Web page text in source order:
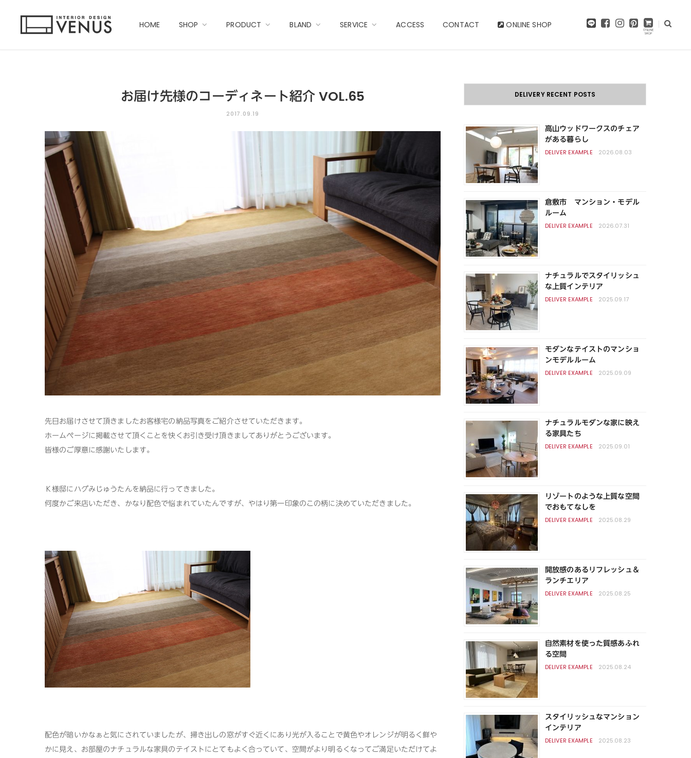
HOME SHOP PRODUCT BLAND SERVICE ACCESS CONTACT ONLINE SHOP F
o
I
r
m
P
e
t
お届け先様のコーディネート紹介 VOL.65
2017.09.19
先日お届けさせて頂きましたお客様宅の納品写真をご紹介させていただきます。
ホームページに掲載させて頂くことを快くお引き受け頂きましてありがとうございます。
皆様のご厚意に感謝いたします。
Ｋ様邸にハグみじゅうたんを納品に行ってきました。
何度かご来店いただき、かなり配色で悩まれていたんですが、やはり第一印象のこの柄に決めていただきました。
配色が暗いかなぁと気にされていましたが、掃き出しの窓がすぐ近くにあり光が入ることで黄色やオレンジが明るく鮮や
かに見え、お部屋のナチュラルな家具のテイストにとてもよく合っていて、空間がより明るくなってご満足いただけてよ
DELIVERY RECENT POSTS
高山ウッドワークスのチェア
がある暮らし
2026.08.03
倉敷市 マンション・モデル
ルーム
2026.07.31
ナチュラルでスタイリッシュ
な上質インテリア
2025.09.17
モダンなテイストのマンショ
ンモデルルーム
2025.09.09
ナチュラルモダンな家に映え
る家具たち
2025.09.01
リゾートのような上質な空間
でおもてなしを
2025.08.29
開放感のあるリフレッシュ＆
ランチエリア
2025.08.25
自然素材を使った質感あふれ
る空間
2025.08.24
スタイリッシュなマンション
インテリア
2025.08.23